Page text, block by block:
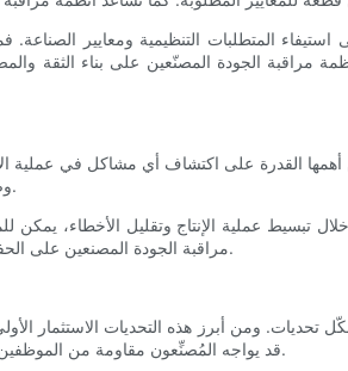
المتطلبات التنظيمية ومعايير الصناعة.
الجودة المصنّعين على بناء الثقة
القدرة على اكتشاف أي مشاكل في عملية
وضمان مطابقة كل قطعة للمواصفات المطلوبة، مما يؤدي إلى تحسين جودة المنتج بشكل عام.
تبسيط عملية الإنتاج وتقليل الأخطاء، يمكن
مراقبة الجودة المصنعين على الحفاظ على ميزتهم التنافسية في السوق من خلال تقديم منتجات موثوقة ومتسقة وعالية الجودة.
ومن أبرز هذه التحديات الاستثمار
قد يواجه المُصنِّعون مقاومة من الموظفين المُعتادين على أساليب الإنتاج التقليدية، والذين يترددون في تبني التقنيات والعمليات الجديدة.